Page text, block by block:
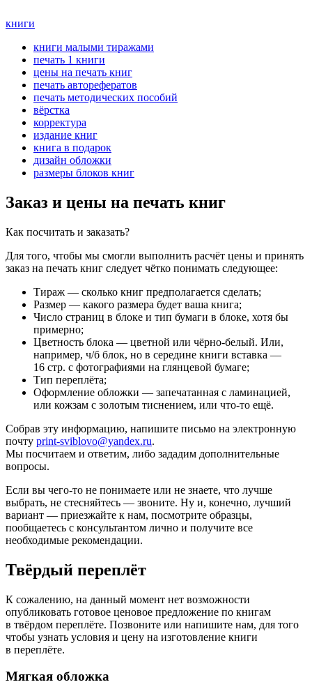
книги
книги малыми тиражами
печать 1 книги
цены на печать книг
печать авторефератов
печать методических пособий
вёрстка
корректура
издание книг
книга в подарок
дизайн обложки
размеры блоков книг
Заказ и цены на печать книг
Как посчитать и заказать?
Для того, чтобы мы смогли выполнить расчёт цены и принять
заказ на печать книг следует чётко понимать следующее:
Тираж — сколько книг предполагается сделать;
Размер — какого размера будет ваша книга;
Число страниц в блоке и тип бумаги в блоке, хотя бы
примерно;
Цветность блока — цветной или чёрно-белый. Или,
например, ч/б блок, но в середине книги вставка —
16 стр. с фотографиями на глянцевой бумаге;
Тип переплёта;
Оформление обложки — запечатанная с ламинацией,
или кожзам с золотым тиснением, или что-то ещё.
Собрав эту информацию, напишите письмо на электронную
почту print-sviblovo@yandex.ru.
Мы посчитаем и ответим, либо зададим дополнительные
вопросы.
Если вы чего-то не понимаете или не знаете, что лучше
выбрать, не стесняйтесь — звоните. Ну и, конечно, лучший
вариант — приезжайте к нам, посмотрите образцы,
пообщаетесь с консультантом лично и получите все
необходимые рекомендации.
Твёрдый переплёт
К сожалению, на данный момент нет возможности
опубликовать готовое ценовое предложение по книгам
в твёрдом переплёте. Позвоните или напишите нам, для того
чтобы узнать условия и цену на изготовление книги
в переплёте.
Мягкая обложка